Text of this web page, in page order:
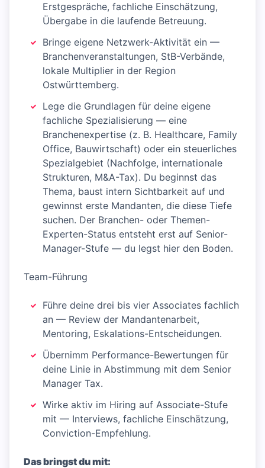
Erstgespräche, fachliche Einschätzung,
Übergabe in die laufende Betreuung.
Bringe eigene Netzwerk-Aktivität ein —
Branchenveranstaltungen, StB-Verbände,
lokale Multiplier in der Region
Ostwürttemberg.
Lege die Grundlagen für deine eigene
fachliche Spezialisierung — eine
Branchenexpertise (z. B. Healthcare, Family
Office, Bauwirtschaft) oder ein steuerliches
Spezialgebiet (Nachfolge, internationale
Strukturen, M&A-Tax). Du beginnst das
Thema, baust intern Sichtbarkeit auf und
gewinnst erste Mandanten, die diese Tiefe
suchen. Der Branchen- oder Themen-
Experten-Status entsteht erst auf Senior-
Manager-Stufe — du legst hier den Boden.
Team-Führung
Führe deine drei bis vier Associates fachlich
an — Review der Mandantenarbeit,
Mentoring, Eskalations-Entscheidungen.
Übernimm Performance-Bewertungen für
deine Linie in Abstimmung mit dem Senior
Manager Tax.
Wirke aktiv im Hiring auf Associate-Stufe
mit — Interviews, fachliche Einschätzung,
Conviction-Empfehlung.
Das bringst du mit: